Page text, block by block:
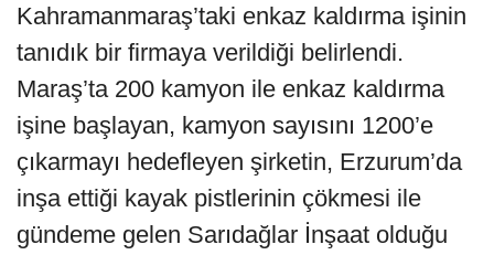
Kahramanmaraş’taki enkaz kaldırma işinin
tanıdık bir firmaya verildiği belirlendi.
Maraş’ta 200 kamyon ile enkaz kaldırma
işine başlayan, kamyon sayısını 1200’e
çıkarmayı hedefleyen şirketin, Erzurum’da
inşa ettiği kayak pistlerinin çökmesi ile
gündeme gelen Sarıdağlar İnşaat olduğu